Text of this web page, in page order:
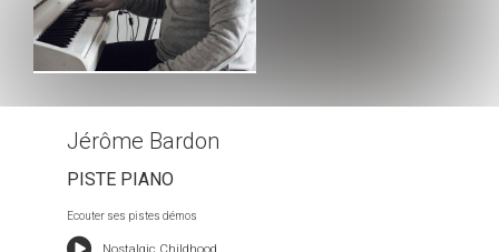
Jérôme Bardon
PISTE PIANO
Ecouter ses pistes démos
Nostalgic Childhood